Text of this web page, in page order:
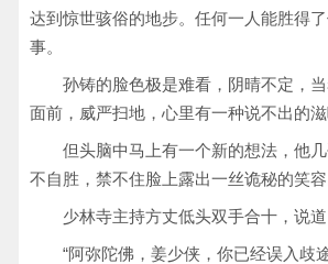
达到惊世骇俗的地步。任何一人能胜得
事。
孙铸的脸色极是难看，阴晴不定，
面前，威严扫地，心里有一种说不出的滋
但头脑中马上有一个新的想法，他
不自胜，禁不住脸上露出一丝诡秘的笑容
少林寺主持方丈低头双手合十，说道
“阿弥陀佛，姜少侠，你已经误入歧